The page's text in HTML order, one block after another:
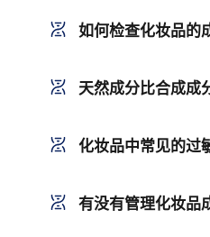
如何检查化妆品的
天然成分比合成成
化妆品中常见的过
有没有管理化妆品